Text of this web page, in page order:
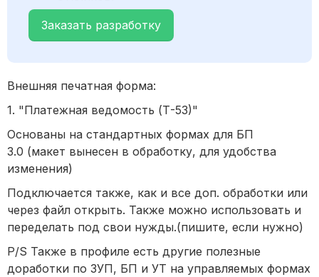
Заказать разработку
Внешняя печатная форма:
1. "Платежная ведомость (Т-53)"
Основаны на стандартных формах для БП
3.0 (макет вынесен в обработку, для удобства
изменения)
Подключается также, как и все доп. обработки или
через файл открыть. Также можно использовать и
переделать под свои нужды.(пишите, если нужно)
P/S Также в профиле есть другие полезные
доработки по ЗУП, БП и УТ на управляемых формах